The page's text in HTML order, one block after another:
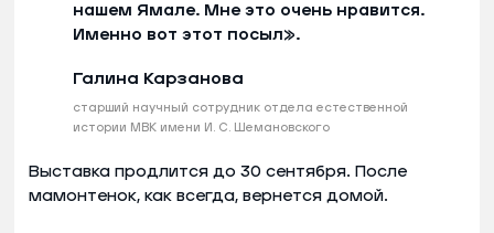
нашем Ямале. Мне это очень нравится.
Именно вот этот посыл».
Галина Карзанова
старший научный сотрудник отдела естественной
истории МВК имени И. С. Шемановского
Выставка продлится до 30 сентября. После
мамонтенок, как всегда, вернется домой.